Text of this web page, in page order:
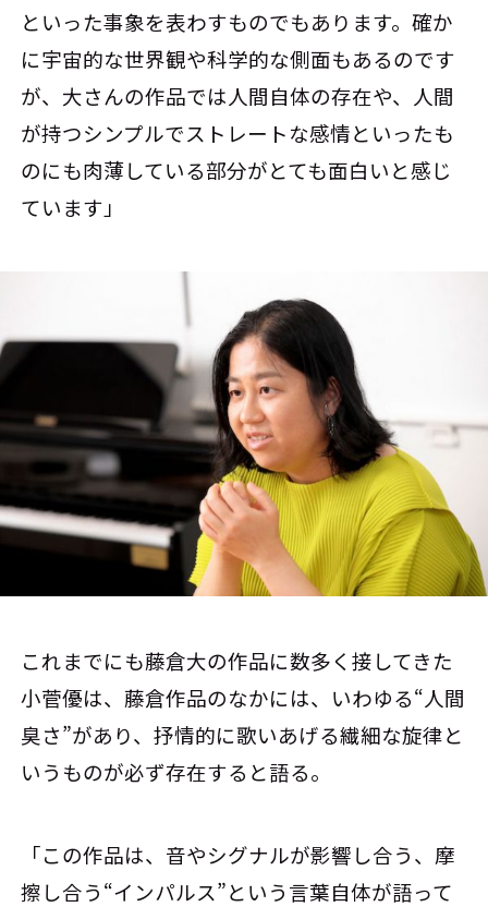
といった事象を表わすものでもあります。確か
に宇宙的な世界観や科学的な側面もあるのです
が、大さんの作品では人間自体の存在や、人間
が持つシンプルでストレートな感情といったも
のにも肉薄している部分がとても面白いと感じ
ています」
これまでにも藤倉大の作品に数多く接してきた
小菅優は、藤倉作品のなかには、いわゆる“人間
臭さ”があり、抒情的に歌いあげる繊細な旋律と
いうものが必ず存在すると語る。
「この作品は、音やシグナルが影響し合う、摩
擦し合う“インパルス”という言葉自体が語って